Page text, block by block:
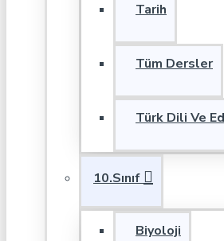
Tarih
Tüm Dersler
Türk Dili Ve
10.Sınıf
Biyoloji